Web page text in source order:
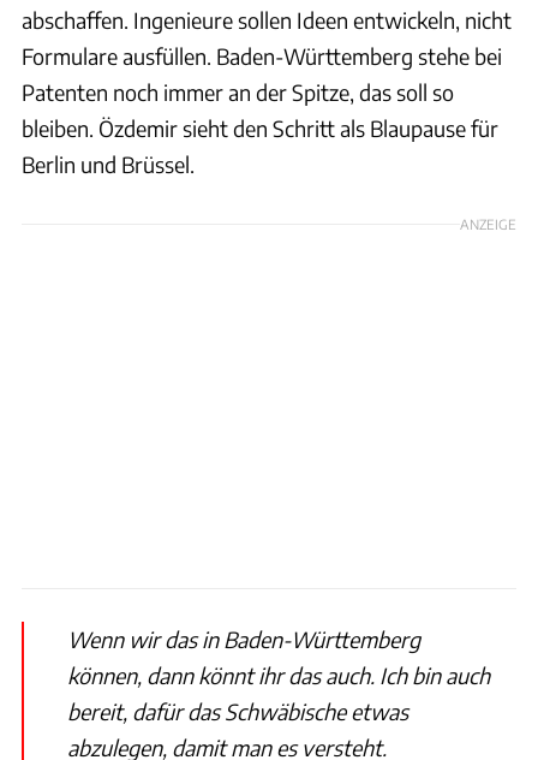
abschaffen. Ingenieure sollen Ideen entwickeln, nicht
Formulare ausfüllen. Baden-Württemberg stehe bei
Patenten noch immer an der Spitze, das soll so
bleiben. Özdemir sieht den Schritt als Blaupause für
Berlin und Brüssel.
ANZEIGE
Wenn wir das in Baden-Württemberg
können, dann könnt ihr das auch. Ich bin auch
bereit, dafür das Schwäbische etwas
abzulegen, damit man es versteht.